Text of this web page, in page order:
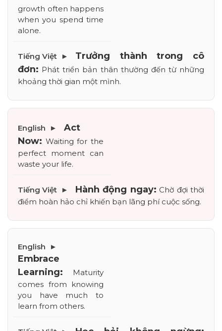
growth often happens
when you spend time
alone.
Trưởng thành trong cô
đơn: Phát triển bản thân thường đến từ những
khoảng thời gian một mình.
Act
Now: Waiting for the
perfect moment can
waste your life.
Hành động ngay: Chờ đợi thời
điểm hoàn hảo chỉ khiến bạn lãng phí cuộc sống.
Embrace
Learning: Maturity
comes from knowing
you have much to
learn from others.